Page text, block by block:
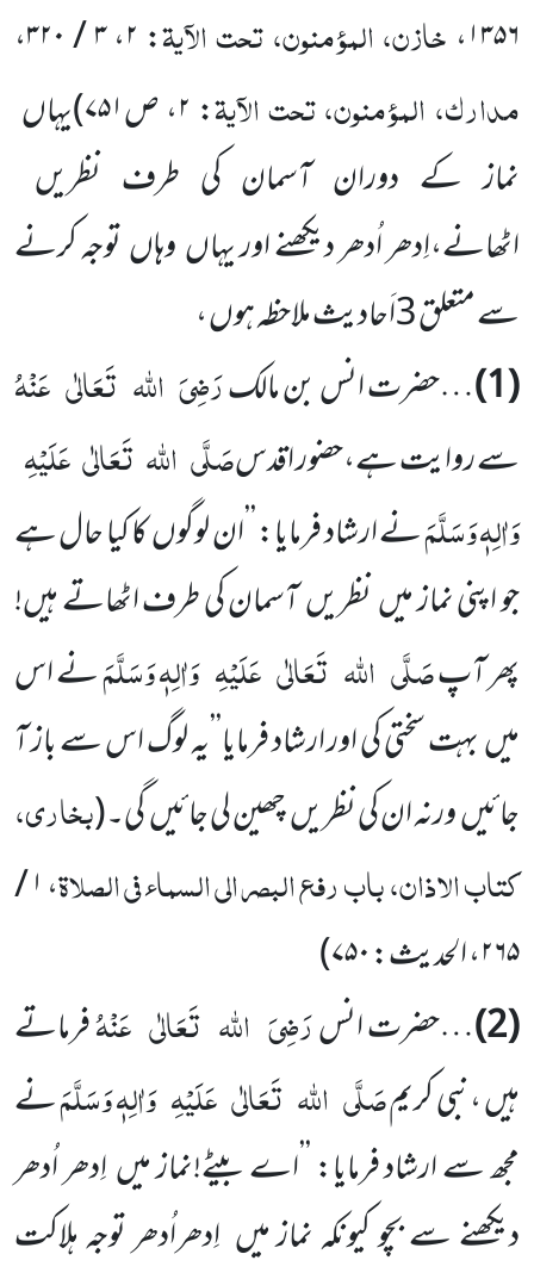
۱۳۵۶، خازن، المؤمنون، تحت الآیۃ: ۲،۳ / ۳۲۰ ،
مدارک، المؤمنون، تحت الآیۃ: ۲، ص۷۵۱)یہاں
نماز کے دوران آسمان کی طرف نظریں
اٹھانے،اِدھر اُدھر دیکھنے اور یہاں وہاں توجہ کرنے
سے متعلق 3اَحادیث ملاحظہ ہوں ،
(1) …حضرت انس بن مالکرَضِیَ اللہ تَعَالٰی عَنْہُ
سے روایت ہے،حضور اقدسصَلَّی اللہ تَعَالٰیعَلَیْہِ
وَاٰلِہٖ وَسَلَّمَنے ارشاد فرمایا: ’’ان لوگوں کا کیا حال ہے
جو اپنی نماز میں نظریں آسمان کی طرف اٹھاتے ہیں!
پھر آپصَلَّی اللہ تَعَالٰی عَلَیْہِ وَاٰلِہٖ وَسَلَّمَنے اس
میں بہت سختی کی اور ارشاد فرمایا’’یہ لوگ اس سے باز آ
جائیں ورنہ ان کی نظریں چھین لی جائیں گی۔(بخاری،
کتاب الاذان، باب رفع البصر الی السماء فی الصلاۃ، ۱ /
۲۶۵، الحدیث:۷۵۰)
(2) …حضرت انسرَضِیَ اللہ تَعَالٰی عَنْہُفرماتے
ہیں ،نبی کریمصَلَّی اللہ تَعَالٰی عَلَیْہِ وَاٰلِہٖ وَسَلَّمَنے
مجھ سے ارشاد فرمایا: ’’اے بیٹے!نماز میں اِدھر اُدھر
دیکھنے سے بچو کیونکہ نماز میں اِدھراُدھر توجہ ہلاکت